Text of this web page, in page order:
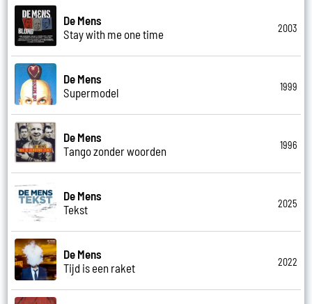
De Mens
Stay with me one time
2003
De Mens
Supermodel
1999
De Mens
Tango zonder woorden
1996
De Mens
Tekst
2025
De Mens
Tijd is een raket
2022